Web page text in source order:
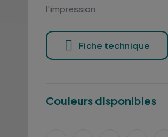
l'impression.
Fiche technique
Couleurs disponibles